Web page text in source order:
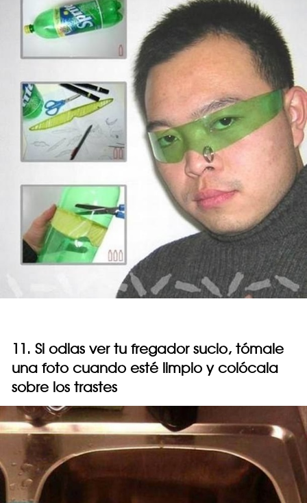
11. Si odias ver tu fregador sucio, tómale
una foto cuando esté limpio y colócala
sobre los trastes